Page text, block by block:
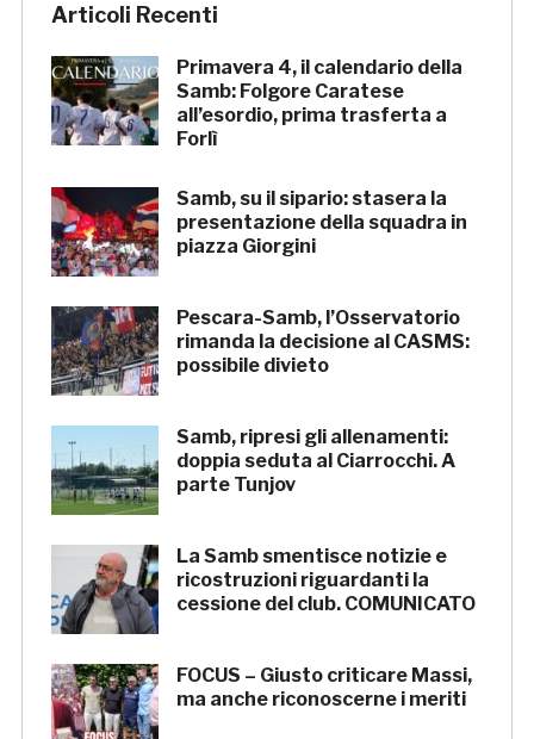
Articoli Recenti
Primavera 4, il calendario della
Samb: Folgore Caratese
all’esordio, prima trasferta a
Forlì
Samb, su il sipario: stasera la
presentazione della squadra in
piazza Giorgini
Pescara-Samb, l’Osservatorio
rimanda la decisione al CASMS:
possibile divieto
Samb, ripresi gli allenamenti:
doppia seduta al Ciarrocchi. A
parte Tunjov
La Samb smentisce notizie e
ricostruzioni riguardanti la
cessione del club. COMUNICATO
FOCUS – Giusto criticare Massi,
ma anche riconoscerne i meriti